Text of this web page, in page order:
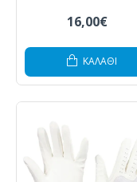
16,00€
ΚΑΛΆΘΙ